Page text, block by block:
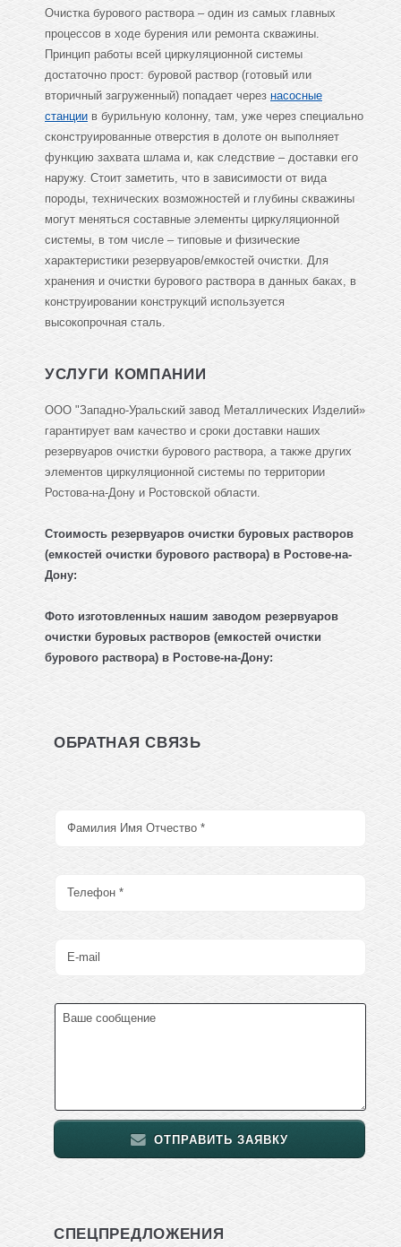
Очистка бурового раствора – один из самых главных
процессов в ходе бурения или ремонта скважины.
Принцип работы всей циркуляционной системы
достаточно прост: буровой раствор (готовый или
вторичный загруженный) попадает черезнасосные
станции в бурильную колонну, там, уже через специально
сконструированные отверстия в долоте он выполняет
функцию захвата шлама и, как следствие – доставки его
наружу. Стоит заметить, что в зависимости от вида
породы, технических возможностей и глубины скважины
могут меняться составные элементы циркуляционной
системы, в том числе – типовые и физические
характеристики резервуаров/емкостей очистки. Для
хранения и очистки бурового раствора в данных баках, в
конструировании конструкций используется
высокопрочная сталь.
УСЛУГИ КОМПАНИИ
ООО "Западно-Уральский завод Металлических Изделий»
гарантирует вам качество и сроки доставки наших
резервуаров очистки бурового раствора, а также других
элементов циркуляционной системы по территории
Ростова-на-Дону и Ростовской области.
Стоимость резервуаров очистки буровых растворов
(емкостей очистки бурового раствора) в Ростове-на-
Дону:
Фото изготовленных нашим заводом резервуаров
очистки буровых растворов (емкостей очистки
бурового раствора) в Ростове-на-Дону:
ОБРАТНАЯ СВЯЗЬ
ОТПРАВИТЬ ЗАЯВКУ
СПЕЦПРЕДЛОЖЕНИЯ